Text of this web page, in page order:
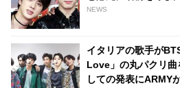
激…その姿はまさに
NEWS
イタリアの歌手が
Love」の丸パクリ曲
しての発表にARMY